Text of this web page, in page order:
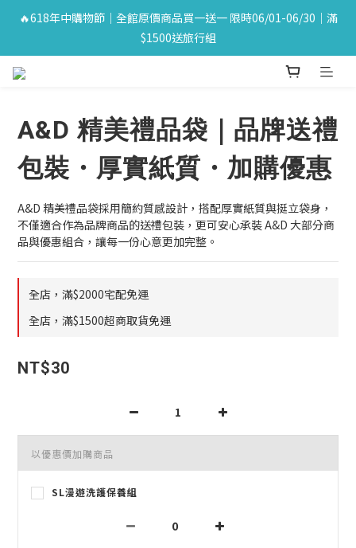
🔥618年中購物節｜全館原價商品買一送一 限時06/01-06/30｜滿
$1500送旅行組
🔥618年中購物節｜全館原價商品買一送一 限時06/01-06/30｜滿
$1500送旅行組
✨全館滿額免運 ! 單筆訂單超商$1,500  物流宅配$2,000✨
🔥618年中購物節｜全館原價商品買一送一 限時06/01-06/30｜滿
$1500送旅行組
A&D 精美禮品袋｜品牌送禮
包裝・厚實紙質・加購優惠
A&D 精美禮品袋採用簡約質感設計，搭配厚實紙質與挺立袋身，
不僅適合作為品牌商品的送禮包裝，更可安心承裝 A&D 大部分商
品與優惠組合，讓每一份心意更加完整。
全店，滿$2000宅配免運
全店，滿$1500超商取貨免運
NT$30
以優惠價加購商品
SL漫遊洗護保養組